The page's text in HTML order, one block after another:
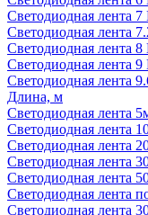
Светодиодная лента
Светодиодная лента
Светодиодная лента
Светодиодная лента
Светодиодная лента
Длина, м
Светодиодная лента
Светодиодная лента
Светодиодная лента
Светодиодная лента
Светодиодная лента
Светодиодная лента
Светодиодная лента